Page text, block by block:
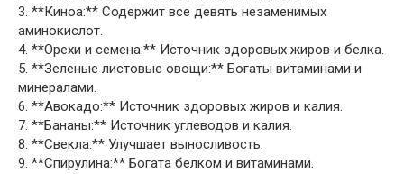
3. **Киноа:** Содержит все девять незаменимых
аминокислот.
4. **Орехи и семена:** Источник здоровых жиров и белка.
5. **Зеленые листовые овощи:** Богаты витаминами и
минералами.
6. **Авокадо:** Источник здоровых жиров и калия.
7. **Бананы:** Источник углеводов и калия.
8. **Свекла:** Улучшает выносливость.
9. **Спирулина:** Богата белком и витаминами.